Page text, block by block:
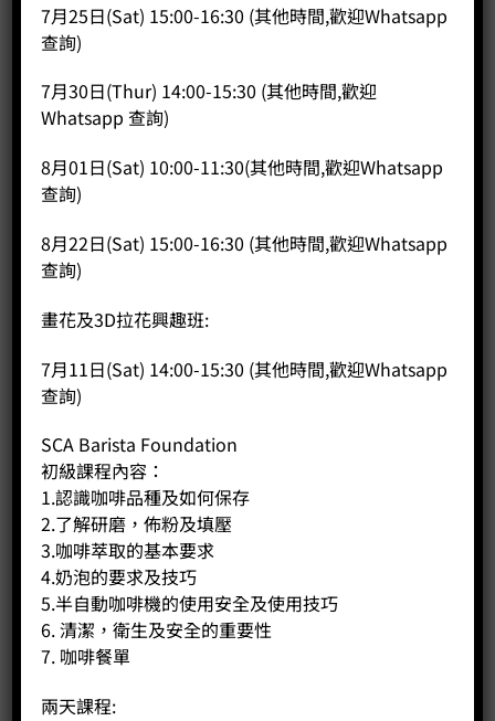
如果要查詢產品價格，歡迎致電查詢！
分類：半自動咖啡機
商品說明
版本：手控版/電控板
材料：不銹鋼和塑膠合金
標準顏色：黑色/白色/紅色
鍋爐總體積：11 lt
蒸汽管數量：1
寬 x 高 x 深 (mm)：784 x 498 x 545
淨重（公斤）：60
總重（公斤）：65
電壓：220-380V
最大功率：3200
7月25日(Sat) 15:00-16:30 (其他時間,歡迎Whatsapp
查詢)
7月30日(Thur) 14:00-15:30 (其他時間,歡迎
Whatsapp 查詢)
8月01日(Sat) 10:00-11:30(其他時間,歡迎Whatsapp
查詢)
8月22日(Sat) 15:00-16:30 (其他時間,歡迎Whatsapp
查詢)
畫花及3D拉花興趣班:
7月11日(Sat) 14:00-15:30 (其他時間,歡迎Whatsapp
查詢)
SCA Barista Foundation
初級課程內容：
1.認識咖啡品種及如何保存
2.了解研磨，佈粉及填壓
3.咖啡萃取的基本要求
4.奶泡的要求及技巧
5.半自動咖啡機的使用安全及使用技巧
6. 清潔，衛生及安全的重要性
7. 咖啡餐單
兩天課程: